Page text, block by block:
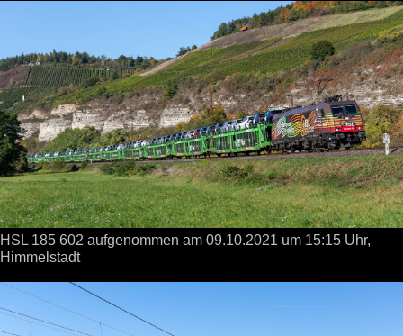
HSL 185 602 aufgenommen am 09.10.2021 um 15:15 Uhr,
Himmelstadt